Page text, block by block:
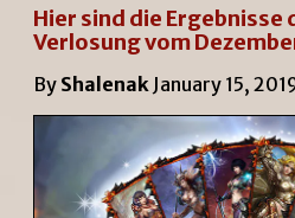
Hier sind die
Verlosung vom
By Shalenak January 15,